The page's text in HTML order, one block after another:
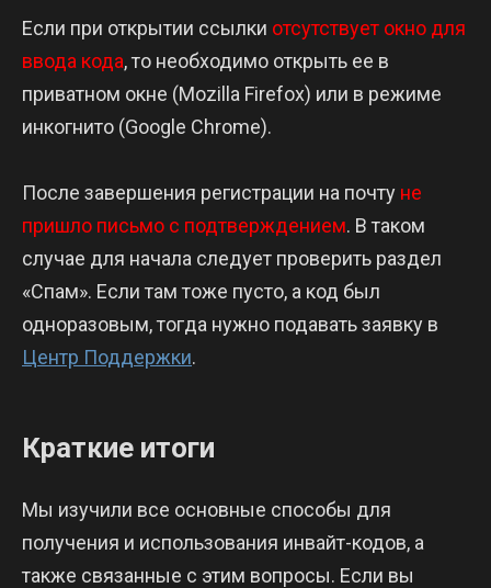
Если при открытии ссылки отсутствует окно для
ввода кода, то необходимо открыть ее в
приватном окне (Mozilla Firefox) или в режиме
инкогнито (Google Chrome).
После завершения регистрации на почту не
пришло письмо с подтверждением. В таком
случае для начала следует проверить раздел
«Спам». Если там тоже пусто, а код был
одноразовым, тогда нужно подавать заявку в
Центр Поддержки.
Краткие итоги
Мы изучили все основные способы для
получения и использования инвайт-кодов, а
также связанные с этим вопросы. Если вы